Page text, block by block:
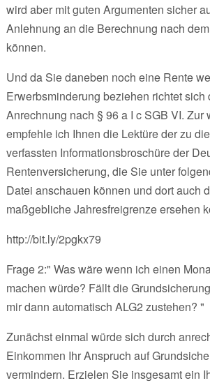
wird aber mit guten Argumenten sicher
Anlehnung an die Berechnung nach
können.
Und da Sie daneben noch eine Rente
Erwerbsminderung beziehen richtet
Anrechnung nach § 96 a I c SGB VI. Zur
empfehle ich Ihnen die Lektüre der zu
verfassten Informationsbroschüre der
Rentenversicherung, die Sie unter
Datei anschauen können und dort auch
maßgebliche Jahresfreigrenze ersehen
http://bit.ly/2pgkx79
Frage 2:" Was wäre wenn ich einen
machen würde? Fällt die
mir dann automatisch ALG2 zustehen? "
Zunächst einmal würde sich durch
Einkommen Ihr Anspruch auf
vermindern. Erzielen Sie insgesamt ein